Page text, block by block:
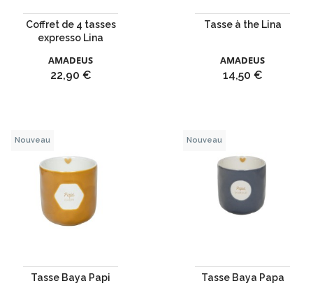
Coffret de 4 tasses
expresso Lina
AMADEUS
Prix
22,90 €
Tasse à the Lina
AMADEUS
Prix
14,50 €
Tasse Baya Papi
Nouveau
Tasse Baya Papa
Nouveau